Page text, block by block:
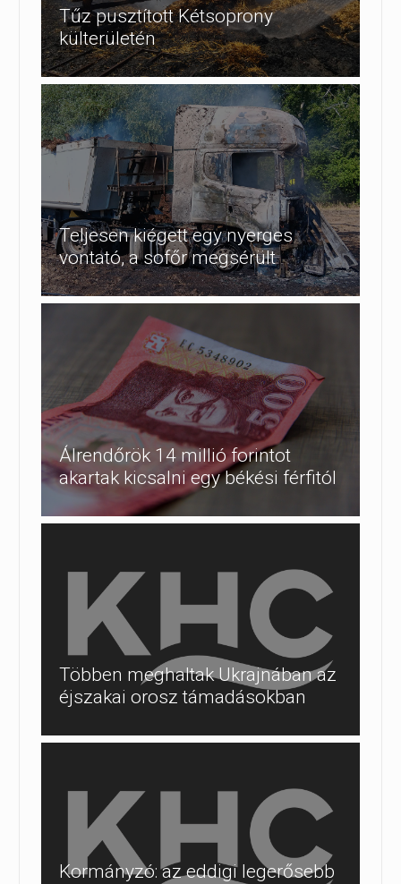
Tűz pusztított Kétsoprony
külterületén
Teljesen kiégett egy nyerges
vontató, a sofőr megsérült
Álrendőrök 14 millió forintot
akartak kicsalni egy békési férfitól
Többen meghaltak Ukrajnában az
éjszakai orosz támadásokban
Kormányzó: az eddigi legerősebb